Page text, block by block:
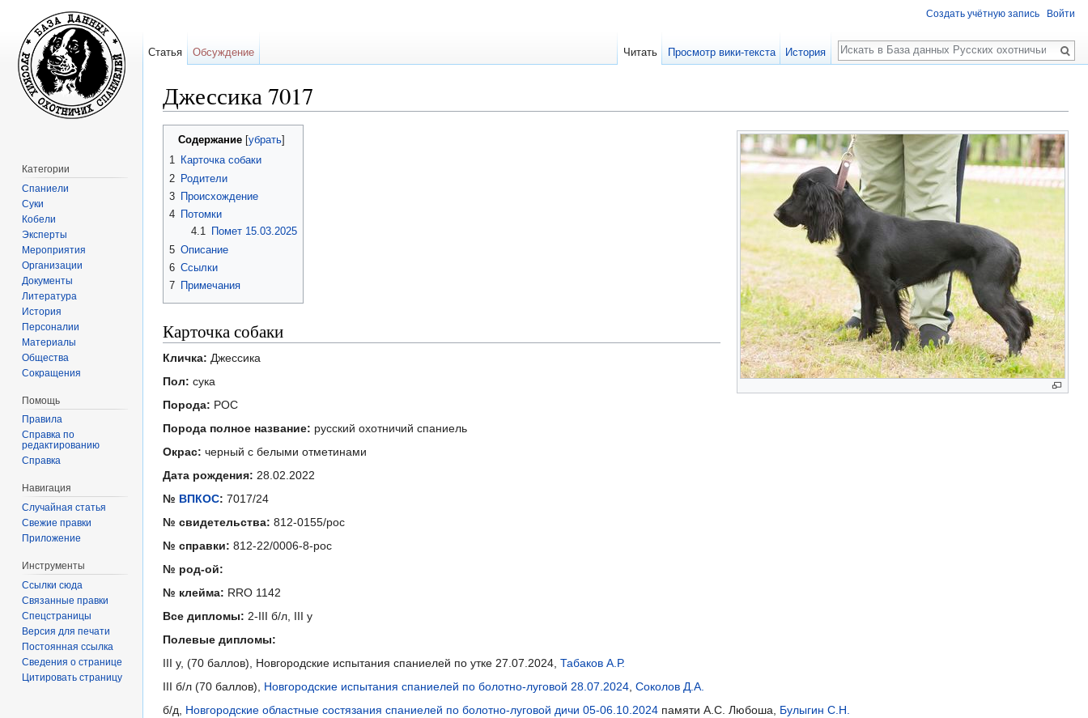
Джессика 7017
Содержание убрать
1 Карточка собаки
2 Родители
3 Происхождение
4 Потомки
4.1
Помет 15.03.2025
5 Описание
6 Ссылки
7 Примечания
Карточка собаки
Кличка: Джессика
Пол: сука
Порода: РОС
Порода полное название: русский охотничий спаниель
Окрас: черный с белыми отметинами
Дата рождения: 28.02.2022
№ ВПКОС: 7017/24
№ свидетельства: 812-0155/рос
№ справки: 812-22/0006-8-рос
№ род-ой:
№ клейма: RRO 1142
Все дипломы: 2-III б/л, III у
Полевые дипломы:
III у, (70 баллов), Новгородские испытания спаниелей по утке 27.07.2024, Табаков А.Р.
III б/л (70 баллов), Новгородские испытания спаниелей по болотно-луговой 28.07.2024, Соколов Д.А.
б/д, Новгородские областные состязания спаниелей по болотно-луговой дичи 05-06.10.2024 памяти А.С. Любоша, Булыгин С.Н.
Создать учётную запись Войти
Статья Обсуждение Читать Просмотр вики-текста История
Поиск
Категории
Спаниели
Суки
Кобели
Эксперты
Мероприятия
Организации
Документы
Литература
История
Персоналии
Материалы
Общества
Сокращения
Помощь
Правила
Справка по
редактированию
Справка
Навигация
Случайная статья
Свежие правки
Приложение
Инструменты
Ссылки сюда
Связанные правки
Спецстраницы
Версия для печати
Постоянная ссылка
Сведения о странице
Цитировать страницу